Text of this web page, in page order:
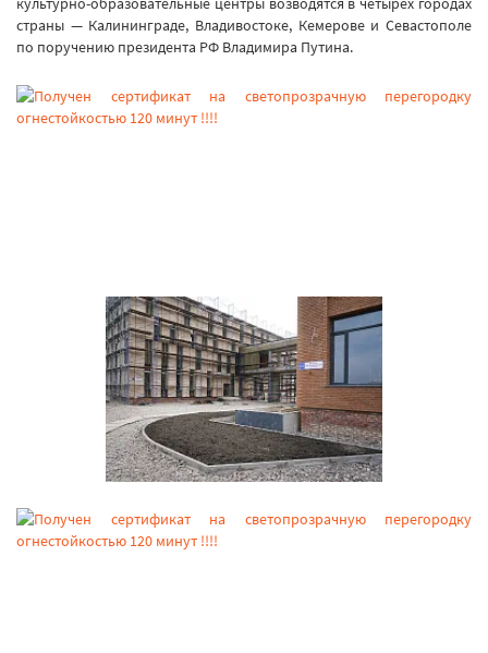
страны — Калининграде, Владивостоке, Кемерове и Севастополе
по поручению президента РФ Владимира Путина.